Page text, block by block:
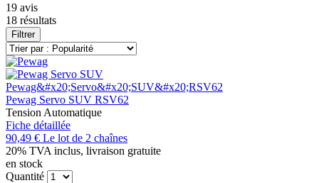
19 avis
18 résultats
Filtrer
Pewag Servo SUV RSV62
Tension Automatique
Fiche détaillée
90,49 € Le lot de 2 chaînes
20% TVA inclus, livraison gratuite
en stock
Quantité